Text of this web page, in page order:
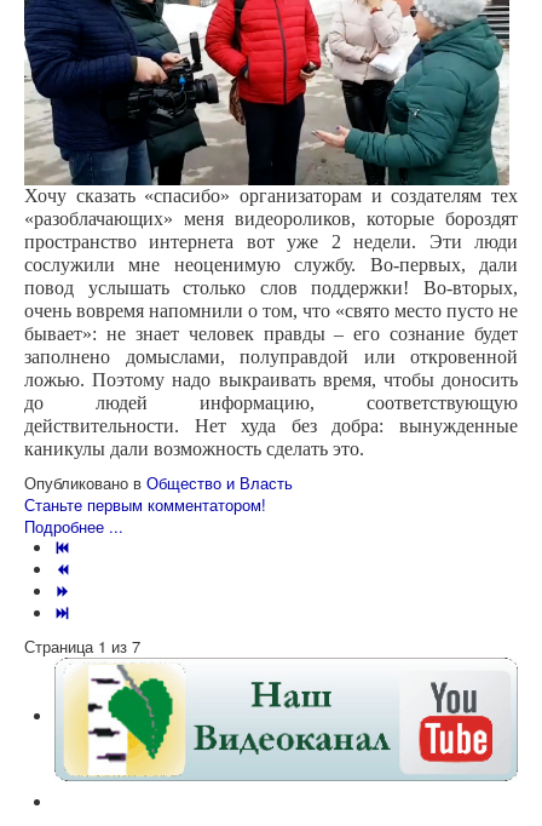
Хочу сказать «спасибо» организаторам и создателям тех
«разоблачающих» меня видеороликов, которые бороздят
пространство интернета вот уже 2 недели. Эти люди
сослужили мне неоценимую службу. Во-первых, дали
повод услышать столько слов поддержки! Во-вторых,
очень вовремя напомнили о том, что «свято место пусто не
бывает»: не знает человек правды – его сознание будет
заполнено домыслами, полуправдой или откровенной
ложью. Поэтому надо выкраивать время, чтобы доносить
до людей информацию, соответствующую
действительности. Нет худа без добра: вынужденные
каникулы дали возможность сделать это.
Опубликовано в Общество и Власть
Станьте первым комментатором!
Подробнее ...
Страница 1 из 7